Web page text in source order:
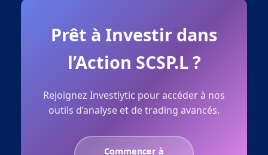
Prêt à Investir dans
l’Action SCSP.L ?
Rejoignez Investlytic pour accéder à nos
outils d’analyse et de trading avancés.
Commencer à